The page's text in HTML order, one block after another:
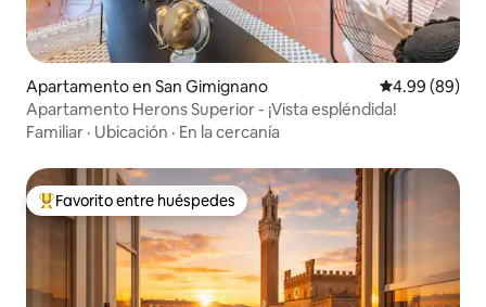
Apartamento en San Gimignano Calificación
4.99 (89)
Apartamento Herons Superior - ¡Vista espléndida!
Familiar · Ubicación · En la cercanía
Favorito entre huéspedes preferido
Favorito entre huéspedes